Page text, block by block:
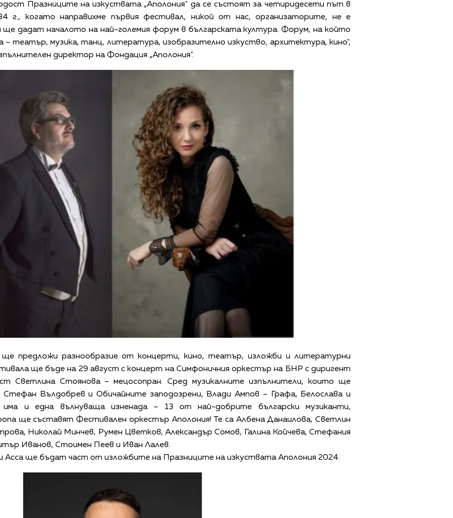
Празниците на изкуствата „Аполония" да се състоят за четиридесети път в
г., когато направихме първия фестивал, никой от нас, организаторите, не е
ще дадат началото на най-големия форум в българската култура. Форум, на който
– театър, музика, танц, литература, изобразително изкуство, архитектура, кино",
директор на Фондация „Аполония".
предложи разнообразие от концерти, кино, театър, изложби и литературни
ще бъде на 29 август с концерт на Симфоничния оркестър на БНР с диригент
Светлина Стоянова – мецосопран. Сред музикалните изпълнители, които ще
Вълдобрев и Обичайните заподозрени, Влади Ампов – Графа, Белослава и
и една вълнуваща изненада – 13 от най-добрите български музиканти,
ще съставят Фестивален оркестър Аполония! Те са Албена Данаилова, Светлин
Николай Минчев, Румен Цветков, Александър Сомов, Галина Койчева, Стефания
Иванов, Стоимен Пеев и Иван Лалев.
Асса ще бъдат част от изложбите на Празниците на изкуствата Аполония 2024.